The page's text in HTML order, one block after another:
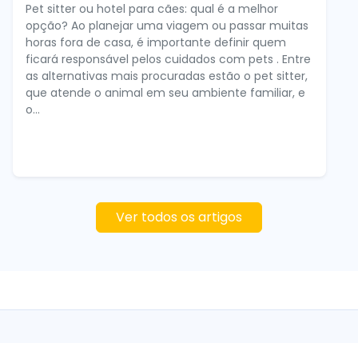
Pet sitter ou hotel para cães: qual é a melhor
opção? Ao planejar uma viagem ou passar muitas
horas fora de casa, é importante definir quem
ficará responsável pelos cuidados com pets . Entre
as alternativas mais procuradas estão o pet sitter,
que atende o animal em seu ambiente familiar, e
o...
Ver todos os artigos